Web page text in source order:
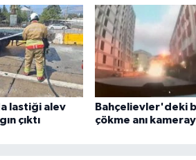
lastiği alev
çıktı
Bahçelievler'deki
çökme anı